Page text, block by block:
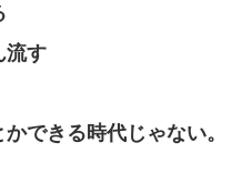
流す
できる時代じゃない。